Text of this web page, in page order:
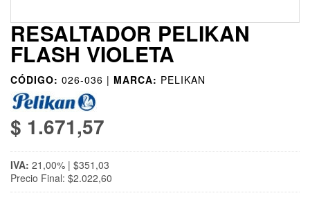
RESALTADOR PELIKAN
FLASH VIOLETA
CÓDIGO: 026-036 | MARCA: PELIKAN
$ 1.671,57
IVA: 21,00% | $351,03
Precio Final: $2.022,60